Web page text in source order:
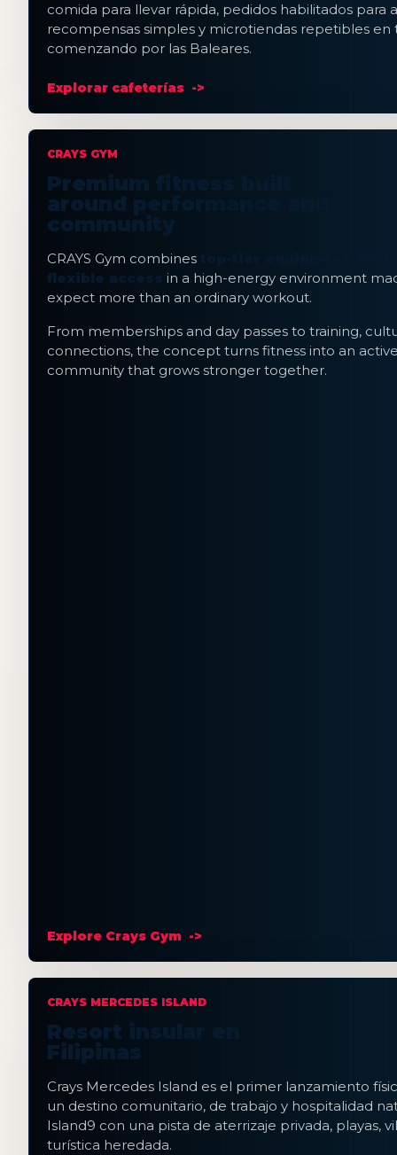
comida para llevar rápida, pedidos habilitados para
recompensas simples y microtiendas repetibles en
comenzando por las Baleares.
Explorar cafeterías
CRAYS GYM
Premium fitness built
around performance and
community
CRAYS Gym combines
flexible access
in a high-energy environment
expect more than an ordinary workout.
From memberships and day passes to training,
connections, the concept turns fitness into an
community that grows stronger together.
Explore Crays Gym
CRAYS MERCEDES ISLAND
Resort insular en
Filipinas
Crays Mercedes Island es el primer lanzamiento
un destino comunitario, de trabajo y hospitalidad
Island9 con una pista de aterrizaje privada, playas,
turística heredada.